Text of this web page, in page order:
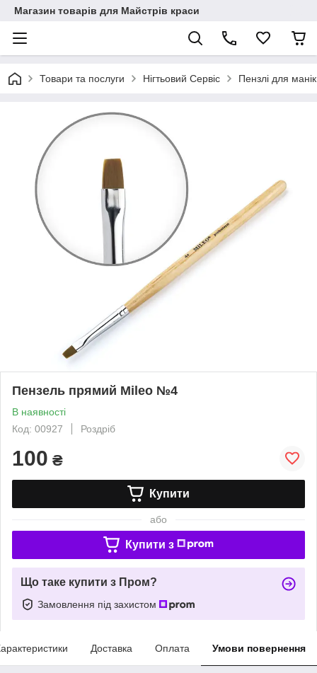
Магазин товарів для Майстрів краси
Товари та послуги Нігтьовий Сервіс Пензлі для
Пензель прямий Mileo №4
В наявності
Код: 00927
Роздріб
100 ₴
Купити
або
Купити з
Що таке купити з Пром?
Замовлення під захистом
Доставка Оплата Умови повернення